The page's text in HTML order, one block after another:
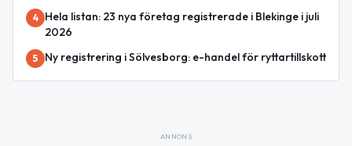
4
Hela listan: 23 nya företag registrerade i Blekinge i juli
2026
5 Ny registrering i Sölvesborg: e-handel för ryttartillskott
ANNONS